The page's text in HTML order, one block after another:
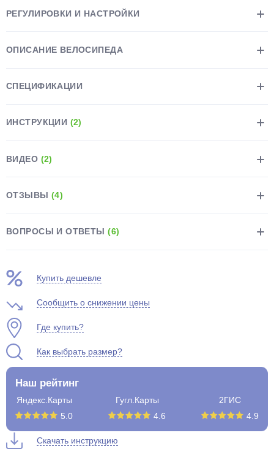
РЕГУЛИРОВКИ И НАСТРОЙКИ
ОПИСАНИЕ ВЕЛОСИПЕДА
СПЕЦИФИКАЦИИ
ИНСТРУКЦИИ (2)
ВИДЕО (2)
ОТЗЫВЫ (4)
ВОПРОСЫ И ОТВЕТЫ(6)
Купить дешевле
Сообщить о снижении цены
Где купить?
Как выбрать размер?
Наш рейтинг
Яндекс.Карты
5.0
Гугл.Карты
4.6
2ГИС
4.9
Скачать инструкцию